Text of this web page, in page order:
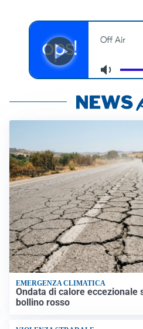
EMERGENZA CLIMATICA
Ondata di calore eccezionale
bollino rosso